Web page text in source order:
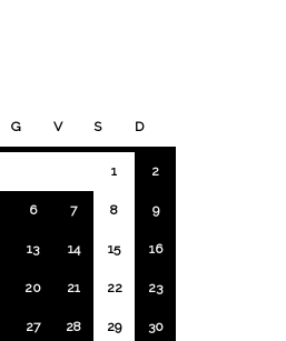
G V S D
1 2
6 7 8 9
13 14 15 16
20 21 22 23
27 28 29 30